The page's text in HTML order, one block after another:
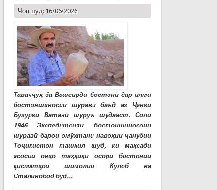
Чоп шуд: 16/06/2026
Таваҷҷуҳ ба Вашгирди бостонӣ дар илми
бостоншиносии шуравӣ баъд аз Ҷанги
Бузурги Ватанӣ шуруъ шудааст. Соли
1946 Экспедитсияи бостоншиносони
шуравӣ барои омӯхтани навоҳии ҷанубии
Тоҷикистон ташкил шуд, ки мақсади
асосии онҳо таҳқиқи осори бостонии
қисматҳои шимолии Кӯлоб ва
Сталинобод буд...